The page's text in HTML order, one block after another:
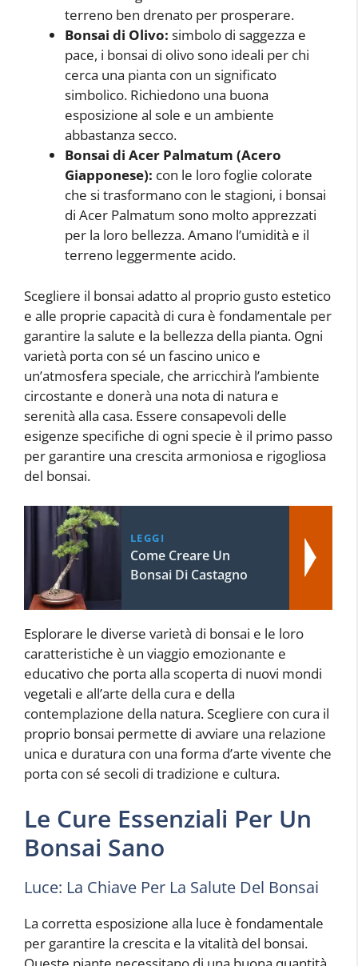
terreno ben drenato per prosperare.
Bonsai di Olivo: simbolo di saggezza e
pace, i bonsai di olivo sono ideali per chi
cerca una pianta con un significato
simbolico. Richiedono una buona
esposizione al sole e un ambiente
abbastanza secco.
Bonsai di Acer Palmatum (Acero
Giapponese): con le loro foglie colorate
che si trasformano con le stagioni, i bonsai
di Acer Palmatum sono molto apprezzati
per la loro bellezza. Amano l’umidità e il
terreno leggermente acido.
Scegliere il bonsai adatto al proprio gusto estetico
e alle proprie capacità di cura è fondamentale per
garantire la salute e la bellezza della pianta. Ogni
varietà porta con sé un fascino unico e
un’atmosfera speciale, che arricchirà l’ambiente
circostante e donerà una nota di natura e
serenità alla casa. Essere consapevoli delle
esigenze specifiche di ogni specie è il primo passo
per garantire una crescita armoniosa e rigogliosa
del bonsai.
LEGGI
Come Creare Un
Bonsai Di Castagno
Esplorare le diverse varietà di bonsai e le loro
caratteristiche è un viaggio emozionante e
educativo che porta alla scoperta di nuovi mondi
vegetali e all’arte della cura e della
contemplazione della natura. Scegliere con cura il
proprio bonsai permette di avviare una relazione
unica e duratura con una forma d’arte vivente che
porta con sé secoli di tradizione e cultura.
Le Cure Essenziali Per Un
Bonsai Sano
Luce: La Chiave Per La Salute Del Bonsai
La corretta esposizione alla luce è fondamentale
per garantire la crescita e la vitalità del bonsai.